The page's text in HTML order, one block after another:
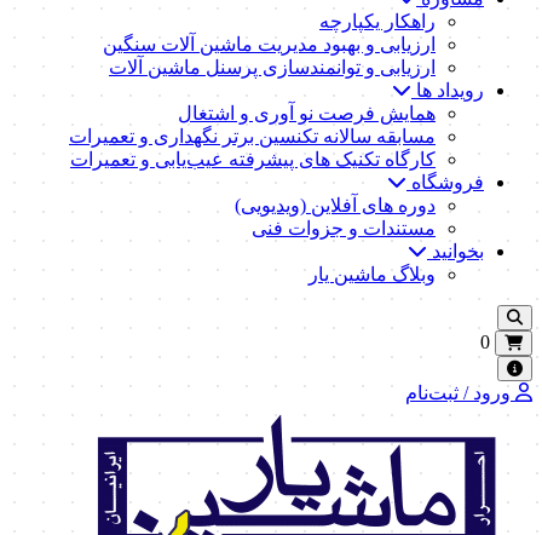
راهکار یکپارچه
ارزیابی و بهبود مدیریت ماشین آلات سنگین
ارزیابی و توانمندسازی پرسنل ماشین آلات
رویداد ها
همایش فرصت نو آوری و اشتغال
مسابقه سالانه تکنسین برتر نگهداری و تعمیرات
کارگاه تکنیک‌ های پیشرفته عیب‌یابی و تعمیرات
فروشگاه
دوره های آفلاین (ویدیویی)
مستندات و جزوات فنی
بخوانید
وبلاگ ماشین یار
0
ورود / ثبت‌نام